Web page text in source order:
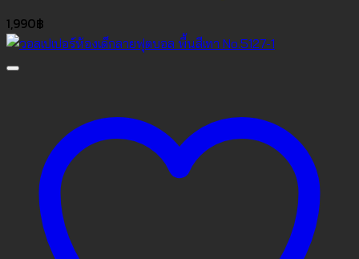
1,990฿